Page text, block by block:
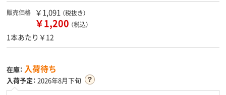
販売価格 ￥1,091 （税抜き）
￥1,200 （税込）
1本あたり￥12
在庫： 入荷待ち
入荷予定： 2026年8月下旬